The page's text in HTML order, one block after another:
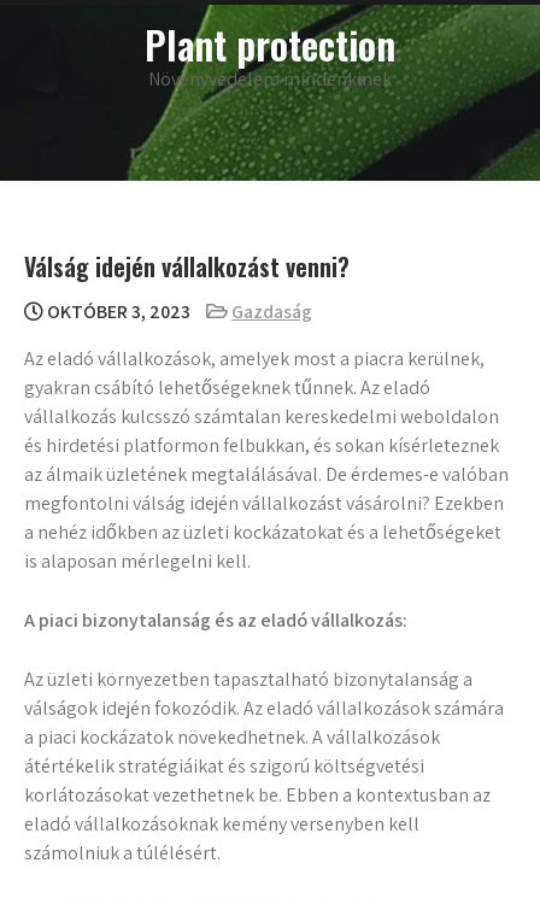
Plant protection
Növényvédelem mindenkinek
main
Válság idején vállalkozást venni?
OKTÓBER 3, 2023
Gazdaság
Az eladó vállalkozások, amelyek most a piacra kerülnek,
gyakran csábító lehetőségeknek tűnnek. Az eladó
vállalkozás kulcsszó számtalan kereskedelmi weboldalon
és hirdetési platformon felbukkan, és sokan kísérleteznek
az álmaik üzletének megtalálásával. De érdemes-e valóban
megfontolni válság idején vállalkozást vásárolni? Ezekben
a nehéz időkben az üzleti kockázatokat és a lehetőségeket
is alaposan mérlegelni kell.
A piaci bizonytalanság és az eladó vállalkozás:
Az üzleti környezetben tapasztalható bizonytalanság a
válságok idején fokozódik. Az eladó vállalkozások számára
a piaci kockázatok növekedhetnek. A vállalkozások
átértékelik stratégiáikat és szigorú költségvetési
korlátozásokat vezethetnek be. Ebben a kontextusban az
eladó vállalkozásoknak kemény versenyben kell
számolniuk a túlélésért.